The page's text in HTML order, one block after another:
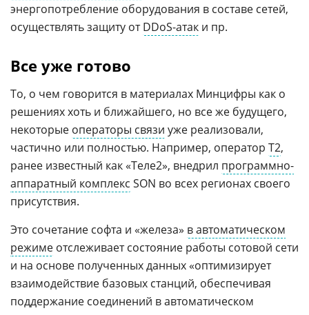
энергопотребление оборудования в составе сетей,
осуществлять защиту отDDoS-атак и пр.
Все уже готово
То, о чем говорится в материалах Минцифры как о
решениях хоть и ближайшего, но все же будущего,
некоторые операторы связи уже реализовали,
частично или полностью. Например, оператор Т2,
ранее известный как «Теле2», внедрил программно-
аппаратный комплекс SON во всех регионах своего
присутствия.
Это сочетание софта и «железа» в автоматическом
режиме отслеживает состояние работы сотовой сети
и на основе полученных данных «оптимизирует
взаимодействие базовых станций, обеспечивая
поддержание соединений в автоматическом